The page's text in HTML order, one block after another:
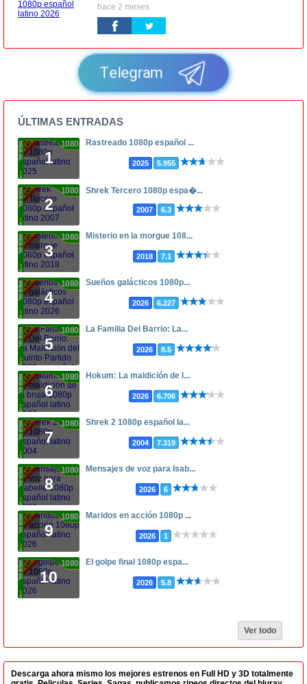
hace 2 meses
Telegram
ÚLTIMAS ENTRADAS
1
1080p Rastreado 1080p español ...
2025 5.955
2
1080p Shrek Tercero 1080p espa�...
2007 6.3
3
1080p Misterio en la morgue 108...
2018 7.1
4
1080p Sueños galácticos 1080p...
2026 6.227
5
1080p La Familia Del Barrio: La...
2026 8.5
6
1080p Hokum: La maldición de l...
2026 6.706
7
1080p Shrek 2 1080p español la...
2004 7.319
8
1080p Mensajes de voz para Isab...
2026 6
9
1080p Maridos en acción 1080p ...
2026 1
10
1080p El golpe final 1080p espa...
2026 5.8
Ver todo
Descarga ahora mismo los mejores estrenos en Full HD y 3D totalmente